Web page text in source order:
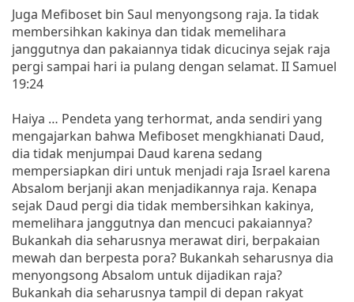
Juga Mefiboset bin Saul menyongsong raja. Ia tidak
membersihkan kakinya dan tidak memelihara
janggutnya dan pakaiannya tidak dicucinya sejak raja
pergi sampai hari ia pulang dengan selamat. II Samuel
19:24
Haiya … Pendeta yang terhormat, anda sendiri yang
mengajarkan bahwa Mefiboset mengkhianati Daud,
dia tidak menjumpai Daud karena sedang
mempersiapkan diri untuk menjadi raja Israel karena
Absalom berjanji akan menjadikannya raja. Kenapa
sejak Daud pergi dia tidak membersihkan kakinya,
memelihara janggutnya dan mencuci pakaiannya?
Bukankah dia seharusnya merawat diri, berpakaian
mewah dan berpesta pora? Bukankah seharusnya dia
menyongsong Absalom untuk dijadikan raja?
Bukankah dia seharusnya tampil di depan rakyat